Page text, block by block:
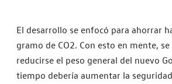
El desarrollo se enfocó para ahorrar
gramo de CO2. Con esto en mente,
reducirse el peso general del nuevo
tiempo debería aumentar la